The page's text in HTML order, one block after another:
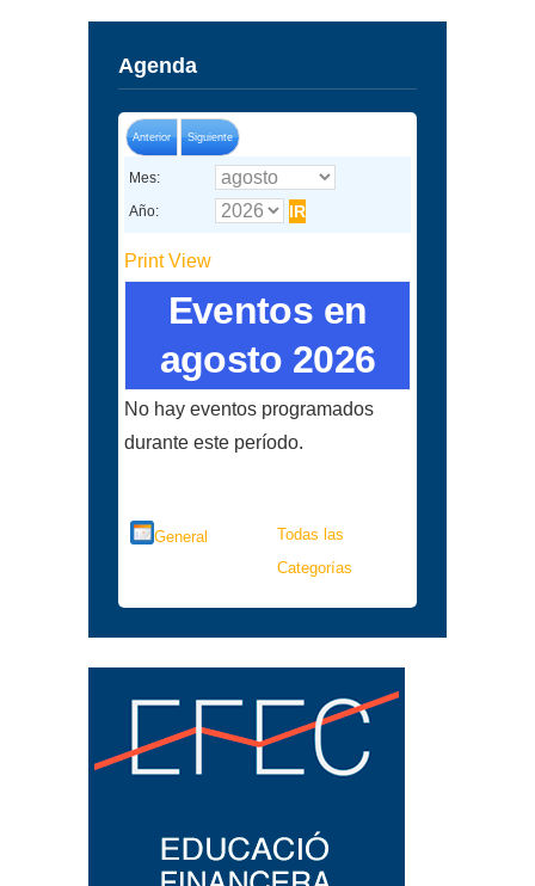
Agenda
Anterior Siguiente
Mes:
Año:
PrintView
Eventos en
agosto 2026
No hay eventos programados
durante este período.
General
Todas las
Categorías